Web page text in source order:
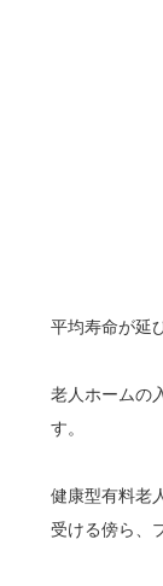
平均寿命が延
老人ホームの
す。
健康型有料老
受ける傍ら、